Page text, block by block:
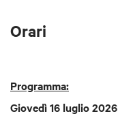
Orari
Programma:
Giovedì 16 luglio 2026